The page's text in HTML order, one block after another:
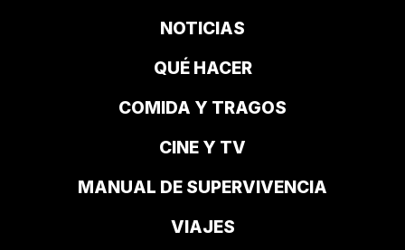
NOTICIAS
QUÉ HACER
COMIDA Y TRAGOS
CINE Y TV
MANUAL DE SUPERVIVENCIA
VIAJES